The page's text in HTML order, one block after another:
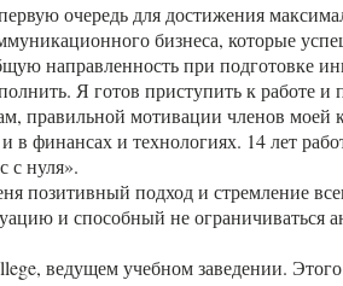
очередь для достижения
бизнеса, которые
направленность при подготовке
Я готов приступить к работе и
правильной мотивации членов моей
финансах и технологиях. 14 лет
с нуля».
подход и стремление
и способный не ограничиваться
ведущем учебном заведении. Этого